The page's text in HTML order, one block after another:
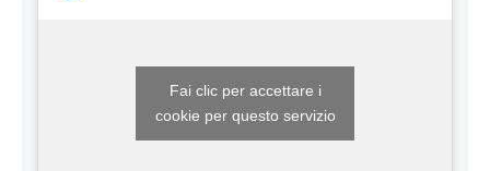
Fai clic per accettare i
cookie per questo servizio